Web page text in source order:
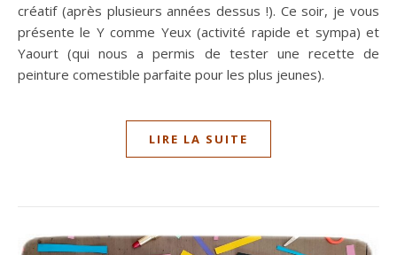
créatif (après plusieurs années dessus !). Ce soir, je vous
présente le Y comme Yeux (activité rapide et sympa) et
Yaourt (qui nous a permis de tester une recette de
peinture comestible parfaite pour les plus jeunes).
LIRE LA SUITE